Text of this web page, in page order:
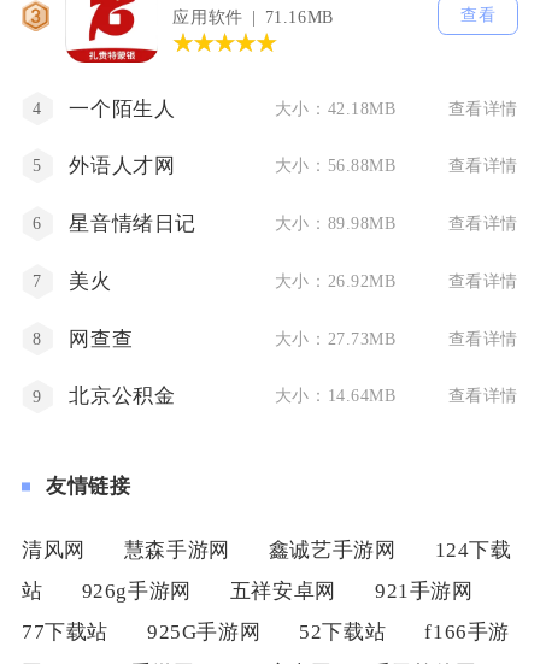
3 应用软件 71.16MB 查看
4 一个陌生人 大小：42.18MB 查看详情
5 外语人才网 大小：56.88MB 查看详情
6 星音情绪日记 大小：89.98MB 查看详情
7 美火 大小：26.92MB 查看详情
8 网查查 大小：27.73MB 查看详情
9 北京公积金 大小：14.64MB 查看详情
友情链接
清风网 慧森手游网 鑫诚艺手游网
124下载
站
926g手游网 五祥安卓网
921手游网
77下载站
925G手游网 52下载站
f166手游